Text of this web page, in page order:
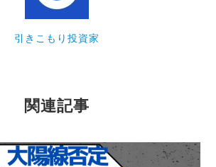
引きこもり投資家
関連記事